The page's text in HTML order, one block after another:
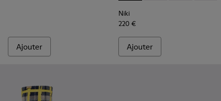
Ajouter
Niki
220 €
Ajouter